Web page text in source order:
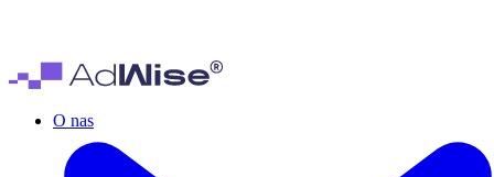
O nas